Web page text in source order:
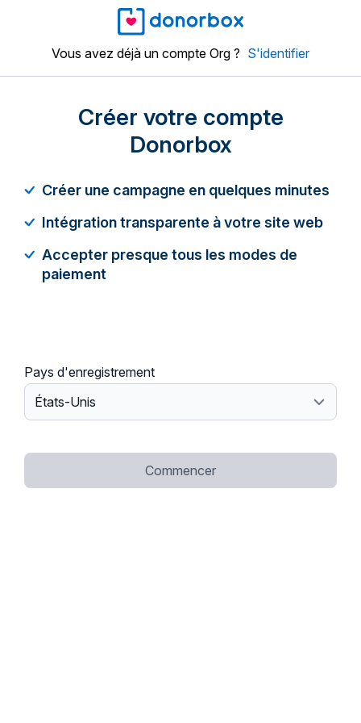
Vous avez déjà un compte Org ? S'identifier
Créer votre compte
Donorbox
Créer une campagne en quelques minutes
Intégration transparente à votre site web
Accepter presque tous les modes de
paiement
Pays d'enregistrement
Commencer